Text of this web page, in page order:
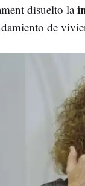
disuelto la
de